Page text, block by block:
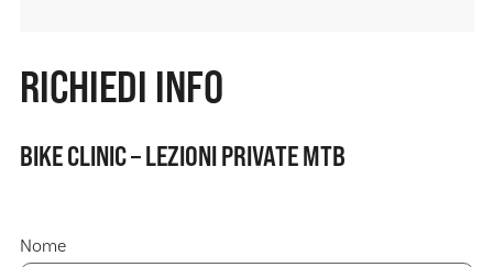
RICHIEDI INFO
BIKE CLINIC – LEZIONI PRIVATE MTB
Nome